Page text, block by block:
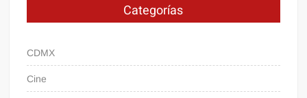
Categorías
CDMX
Cine